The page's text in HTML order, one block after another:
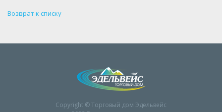
Возврат к списку
Copyright © Торговый дом Эдельвейс